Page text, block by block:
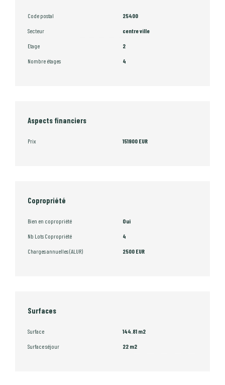
Code postal 25400
Secteur centre ville
Etage 2
Nombre étages 4
Aspects financiers
Prix 151900 EUR
Copropriété
Bien en copropriété Oui
Nb Lots Copropriété 4
Charges annuelles (ALUR) 2500 EUR
Surfaces
Surface 144.81 m2
Surface séjour 22 m2